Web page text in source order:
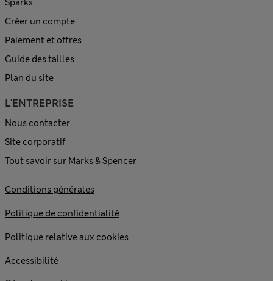
Sparks
Créer un compte
Paiement et offres
Guide des tailles
Plan du site
L'ENTREPRISE
Nous contacter
Site corporatif
Tout savoir sur Marks & Spencer
Conditions générales
Politique de confidentialité
Politique relative aux cookies
Accessibilité